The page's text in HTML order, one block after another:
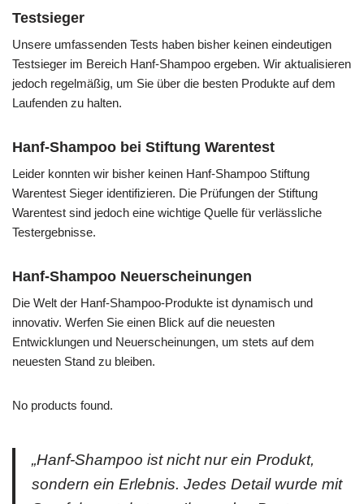
Testsieger
Unsere umfassenden Tests haben bisher keinen eindeutigen
Testsieger im Bereich Hanf-Shampoo ergeben. Wir aktualisieren
jedoch regelmäßig, um Sie über die besten Produkte auf dem
Laufenden zu halten.
Hanf-Shampoo bei Stiftung Warentest
Leider konnten wir bisher keinen Hanf-Shampoo Stiftung
Warentest Sieger identifizieren. Die Prüfungen der Stiftung
Warentest sind jedoch eine wichtige Quelle für verlässliche
Testergebnisse.
Hanf-Shampoo Neuerscheinungen
Die Welt der Hanf-Shampoo-Produkte ist dynamisch und
innovativ. Werfen Sie einen Blick auf die neuesten
Entwicklungen und Neuerscheinungen, um stets auf dem
neuesten Stand zu bleiben.
No products found.
„Hanf-Shampoo ist nicht nur ein Produkt,
sondern ein Erlebnis. Jedes Detail wurde mit